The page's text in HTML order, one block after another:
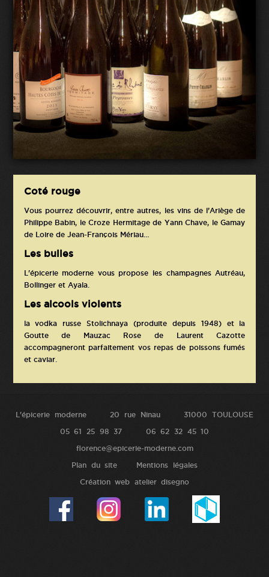
Coté rouge
Vous pourrez découvrir, entre autres, les vins de l’Ariège de
Philippe Babin, le Croze Hermitage de Yann Chave, le Gamay
de Loire de Jean-François Mériau…
Les bulles
L'épicerie moderne vous propose les champagnes Autréau,
Bollinger et Ayala.
Les alcools violents
la vodka russe Stolichnaya (produite depuis 1948) et la
Goutte de Mauzac Rose de Laurent Cazotte
accompagneront parfaitement vos repas de poissons fumés
et caviar.
L'épicerie moderne 20 rue Ninau 31000 TOULOUSE
05 61 25 98 37 06 62 32 45 10
florence@epicerie-moderne.com
Plan du site Mentions légales
Création web atelier disegno